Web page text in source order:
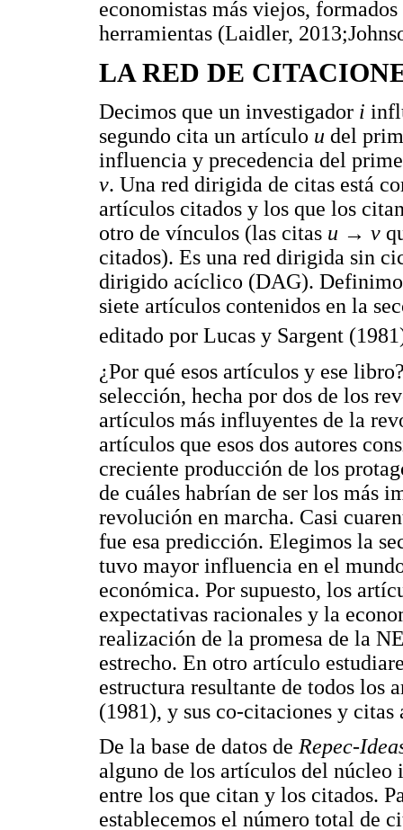
economistas más viejos,
herramientas (Laidler,
LA RED DE
Decimos que un investigador i
segundo cita un artículo u del
influencia y precedencia del
v. Una red dirigida de citas está
artículos citados y los que los
otro de vínculos (las citas u → v
citados). Es una red dirigida sin
dirigido acíclico (DAG).
siete artículos contenidos en la
editado por Lucas y Sargent
¿Por qué esos artículos y ese
selección, hecha por dos de los
artículos más influyentes de la
artículos que esos dos autores
creciente producción de los
de cuáles habrían de ser los más
revolución en marcha. Casi
fue esa predicción. Elegimos la
tuvo mayor influencia en el
económica. Por supuesto, los
expectativas racionales y la
realización de la promesa de la
estrecho. En otro artículo
estructura resultante de todos los
(1981), y sus co-citaciones y citas
De la base de datos de Repec-
alguno de los artículos del
entre los que citan y los citados.
establecemos el número total de